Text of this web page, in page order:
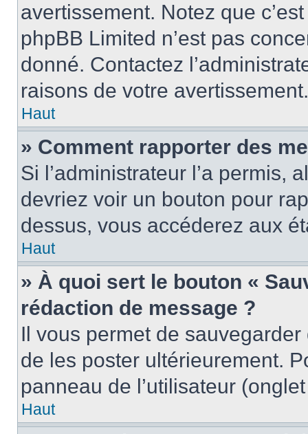
avertissement. Notez que
phpBB Limited n’est pas
donné. Contactez
raisons de votre avertissement.
Haut
» Comment rapporter des
Si l’administrateur l’a permis,
devriez voir un bouton pour
dessus, vous accéderez aux
Haut
» À quoi sert le bouton «
rédaction de message ?
Il vous permet de
de les poster ultérieurement.
panneau de l’utilisateur
Haut